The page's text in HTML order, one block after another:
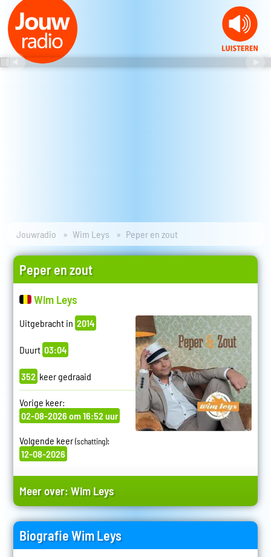
Jouwradio Wim Leys Peper en zout
Peper en zout
Wim Leys
Uitgebracht in 2014
Duurt 03:04
352 keer gedraaid
Vorige keer:
02-08-2026 om 16:52 uur
Volgende keer(schatting):
12-08-2026
Meer over:Wim Leys
Biografie Wim Leys